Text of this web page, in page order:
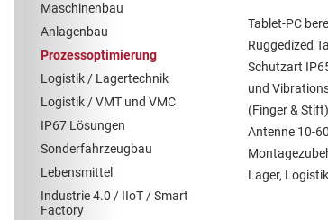
Maschinenbau
Anlagenbau
Prozessoptimierung
Logistik / Lagertechnik
Logistik / VMT und VMC
IP67 Lösungen
Sonderfahrzeugbau
Lebensmittel
Industrie 4.0 / IIoT / Smart
Factory
Tablet-PC
Ruggedized
Schutzart
und
(Finger &
Antenne 10-
Lager,